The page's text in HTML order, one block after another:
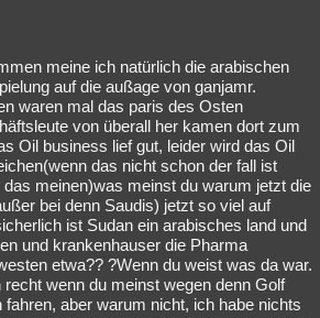
meine ich natürlich die arabischen
auf die außage von ganjamr.
waren mal das paris des Osten
von überall her kamen dort zum
Oil business lief gut, leider wird das Oil
das nicht schon der fall ist
meinen)was meinst du warum jetzt die
bei denn Saudis) jetzt so viel auf
ist Sudan ein arabisches land und
und krankenhauser die Pharma
etwa?? ?Wenn du weist was da war.
wenn du meinst wegen denn Golf
aber warum nicht, ich habe nichts